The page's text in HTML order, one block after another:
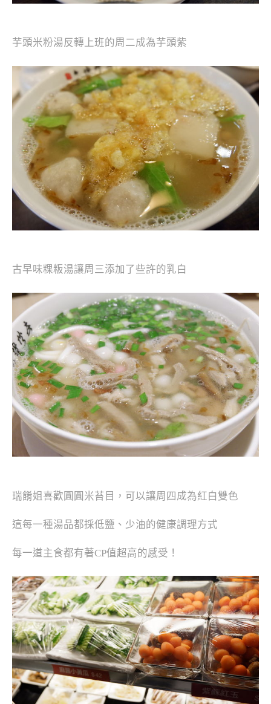
芋頭米粉湯反轉上班的周二成為芋頭紫
古早味粿粄湯讓周三添加了些許的乳白
瑞餚姐喜歡圓圓米苔目，可以讓周四成為紅白雙色
這每一種湯品都採低鹽、少油的健康調理方式
每一道主食都有著CP值超高的感受！